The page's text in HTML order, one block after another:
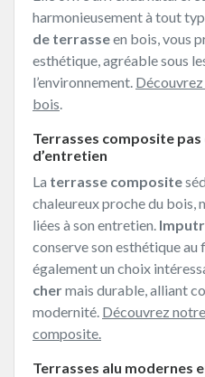
harmonieusement à tout
de terrasseen bois, vous
esthétique, agréable sous
l’environnement.
bois.
Terrasses composite
d’entretien
La terrasse composite
chaleureux proche du bois,
liées à son entretien.
conserve son esthétique au
également un choix
chermais durable, alliant
modernité. Découvrez
composite.
Terrasses alu modernes